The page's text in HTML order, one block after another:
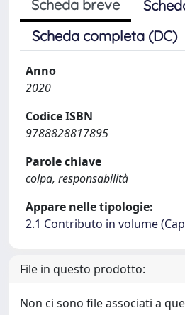
Scheda breve
Scheda completa (DC)
Anno
2020
Codice ISBN
9788828817895
Parole chiave
colpa, responsabilità
Appare nelle tipologie:
2.1 Contributo in volume
File in questo prodotto:
Non ci sono file associati a